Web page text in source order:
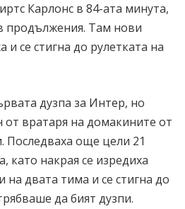
Карлонс в 84-ата минута,
продължения. Там нови
и се стигна до рулетката на
дузпа за Интер, но
от вратаря на домакините от
Последваха още цели 21
като накрая се изредиха
на двата тима и се стигна до
да бият дузпи.